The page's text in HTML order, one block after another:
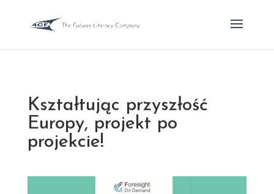
Kształtując przyszłość
Europy, projekt po
projekcie!